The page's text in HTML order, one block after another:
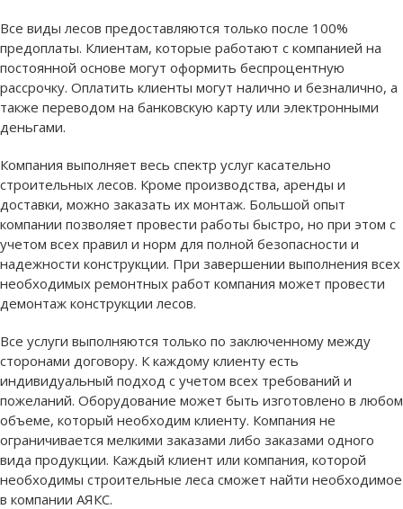
Все виды лесов предоставляются только после 100%
предоплаты. Клиентам, которые работают с компанией на
постоянной основе могут оформить беспроцентную
рассрочку. Оплатить клиенты могут налично и безналично, а
также переводом на банковскую карту или электронными
деньгами.
Компания выполняет весь спектр услуг касательно
строительных лесов. Кроме производства, аренды и
доставки, можно заказать их монтаж. Большой опыт
компании позволяет провести работы быстро, но при этом с
учетом всех правил и норм для полной безопасности и
надежности конструкции. При завершении выполнения всех
необходимых ремонтных работ компания может провести
демонтаж конструкции лесов.
Все услуги выполняются только по заключенному между
сторонами договору. К каждому клиенту есть
индивидуальный подход с учетом всех требований и
пожеланий. Оборудование может быть изготовлено в любом
объеме, который необходим клиенту. Компания не
ограничивается мелкими заказами либо заказами одного
вида продукции. Каждый клиент или компания, которой
необходимы строительные леса сможет найти необходимое
в компании АЯКС.